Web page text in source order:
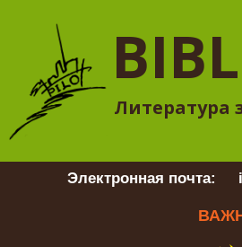
Литература
Электронная почта: